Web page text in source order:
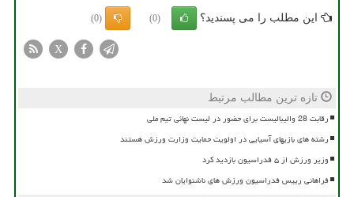
این مطلب را می پسندید؟ (0)
(0)
X
تازه ترین مطالب مرتبط
رقابت 28 والیبالیست برای حضور در لیست نهائی تیم ملی
رشته های بازیهای آسیایی در اولویت حمایت وزارت ورزش هستند
وزیر ورزش از ۵ فدراسیون بازدید کرد
فراهانی رییس فدراسیون ورزش های ناشنوایان شد